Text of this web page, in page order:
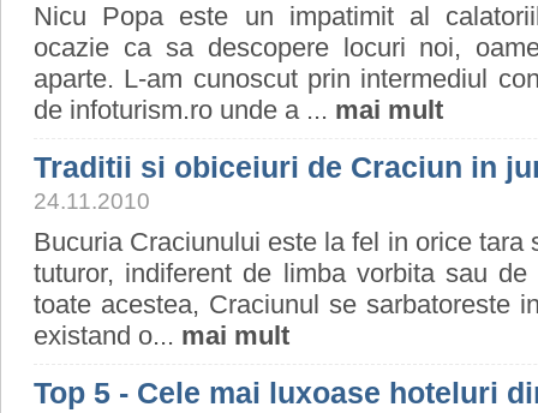
Nicu Popa este un impatimit al
ocazie ca sa descopere locuri noi,
aparte. L-am cunoscut prin intermediul
de infoturism.ro unde a ... mai mult
Traditii si obiceiuri de Craciun in
24.11.2010
Bucuria Craciunului este la fel in orice tara
tuturor, indiferent de limba vorbita sau
toate acestea, Craciunul se sarbatoreste
existand o... mai mult
Top 5 - Cele mai luxoase hoteluri